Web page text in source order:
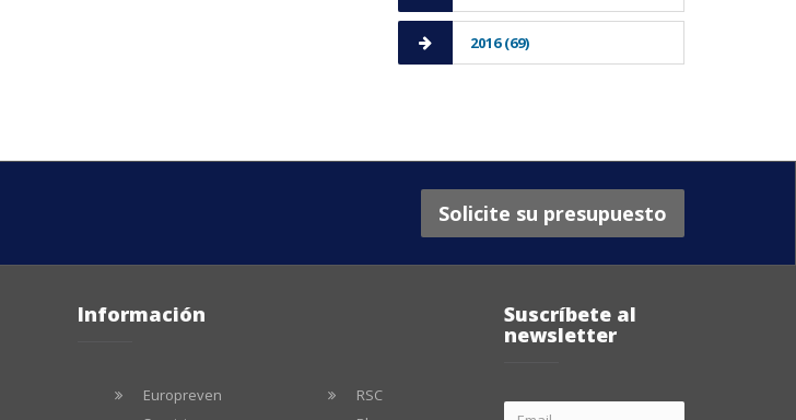
2016 (69)
Solicite su presupuesto
Información
Europreven
RSC
Suscríbete al
newsletter